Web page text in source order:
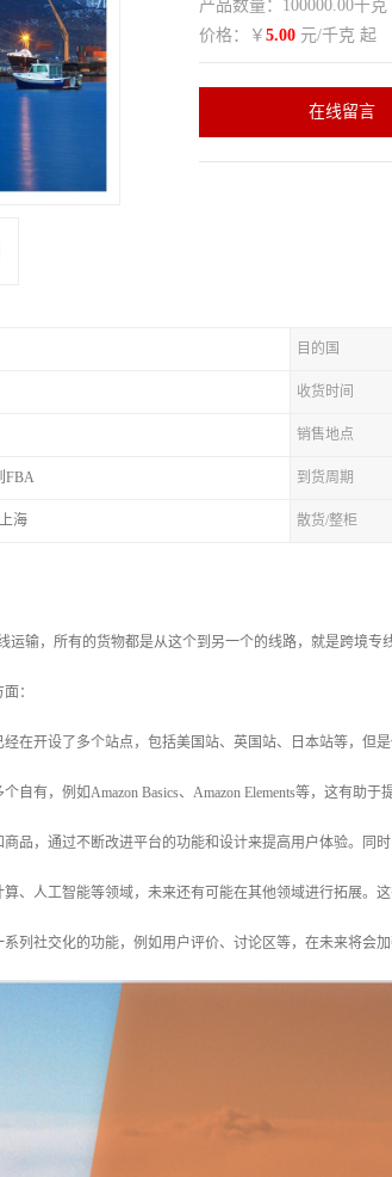
产品数量：100000.00千克
价格：￥ 5.00 元/千克 起
在线留言
目的国
收货时间
销售地点
FBA 到货周期
海 散货/整柜
运输，所有的货物都是从这个到另一个的线路，就是跨境专
：
在开设了多个站点，包括美国站、英国站、日本站等，但
自有，例如Amazon Basics、Amazon Elements等，这有助于
品，通过不断改进平台的功能和设计来提高用户体验。同
、人工智能等领域，未来还有可能在其他领域进行拓展。
列社交化的功能，例如用户评价、讨论区等，在未来将会